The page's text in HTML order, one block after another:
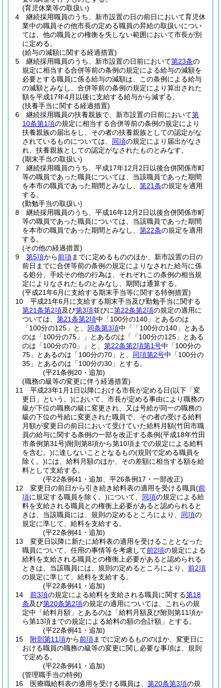
(育児休業等の取扱い)
4
継続採用職員のうち、新市設置の日の前日において育児休
業中の職員その他市長の定める職員の昇給の取扱いについ
ては、他の職員との権衡を失しない範囲において市長が別
に定める。
(給与の減額に関する経過措置)
5
継続採用職員のうち、新市設置の日前において第23条の
規定に相当する合併等前の条例の規定による給与の減額を
必要とする職員に係る給与の減額は、この条例による給与
の減額とみなし、合併等前の条例の規定により算出された
額を平成17年4月以後に支給する給与から減ずる。
(扶養手当に関する経過措置)
6
継続採用職員の扶養親族で、新市設置の日前において第
10条第1項の規定に相当する合併等前の条例の規定により
扶養親族の届出をし、その者の扶養親族としての認定がな
されているものについては、 同項の規定により届出がなさ
れ、扶養親族としての認定がなされたものとみなす。
(期末手当の取扱い)
7
継続採用職員のうち、平成17年12月2日以後合併関係市町
等の職員であった職員については、当該職員であった期間
を本市の職員であった期間とみなし、 第21条の規定を適用
する。
(勤勉手当の取扱い)
8
継続採用職員のうち、平成16年12月2日以後合併関係市町
等の職員であった職員については、当該職員であった期間
を本市の職員であった期間とみなし、 第22条の規定を適用
する。
(その他の経過措置)
9
第5項から前項までに定めるもののほか、新市設置の日の
前日までに合併等前の条例の規定によりなされた給与に係
る処分、手続その他の行為は、それぞれこの条例の相当規
定によりなされたものとみなし、期間は通算する。
(平成21年6月に支給する期末手当等に関する特例措置)
10
平成21年6月に支給する期末手当及び勤勉手当に関する
第21条第2項及び第3項並びに第22条第2項の規定の適用に
ついては、 第21条第2項中「100分の140」とあるのは
「100分の125」と、 同条第3項中「「100分の140」とある
のは「100分の75」」とあるのは「「100分の125」とある
のは「100分の70」」と、 第22条第2項第1号中「100分の
75」とあるのは「100分の70」と、 同項第2号中「100分の
35」とあるのは「100分の30」とする。
(平21条例20・追加)
(職務の級等の変更に伴う経過措置)
11
平成23年1月1日以降における市長が定める日(以下「変
更日」という。)において、市長が定める事由により職務の
級が下位の職務の級に変更され、又は号給が同一の職務の
級の下位の号給に変更された職員で、その者の受ける給料
月額が変更日の前日において受けていた給料月額(竹田市職
員の給与に関する条例の一部を改正する条例(平成18年竹田
市条例第31号)附則第8項から第10項までの規定による給料
を含む。)に達しないこととなるもの(規則で定める職員を
除く。)には、給料月額のほか、その差額に相当する額を給
料として支給する。
(平22条例41・追加、平26条例17・一部改正)
12
変更日の前日から引き続き給料表の適用を受ける職員(前
項に規定する職員を除く。)について、 同項の規定による給
料を支給される職員との権衡上必要があると認められると
きは、当該職員には、規則の定めるところにより、 同項の
規定に準じて、給料を支給する。
(平22条例41・追加)
13
変更日以降に新たに給料表の適用を受けることとなった
職員について、任用の事情等を考慮して前2項の規定による
給料を支給される職員との権衡上必要があると認められる
ときは、当該職員には、規則の定めるところにより、 前2項
の規定に準じて、給料を支給する。
(平22条例41・追加)
14
前3項の規定による給料を支給される職員に関する第18
条及び第20条第2項の規定の適用については、これらの規
定中「給料月額」とあるのは「給料月額及び附則第11項か
ら第13項までの規定による給料の額の合計額」とする。
(平22条例41・追加)
15
附則第11項から前項までに定めるもののほか、変更日に
おける職員の職務の級等の変更に関し必要な事項は、規則
で定める。
(平22条例41・追加)
(管理職手当の特例)
16
医療職給料表の適用を受ける職員は、 第20条第3項の規